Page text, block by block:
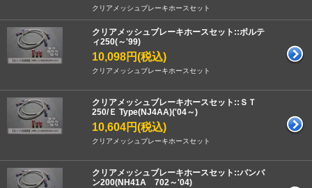
クリアメッシュブレーキホースセット
クリアメッシュブレーキホースセット::ボルテ
ィ250(～'99)
10,098円(税込)
クリアメッシュブレーキホースセット
クリアメッシュブレーキホースセット::ＳＴ
250/Ｅ Type(NJ4AA)('04～)
10,604円(税込)
クリアメッシュブレーキホースセット
クリアメッシュブレーキホースセット::バンバ
ン200(NH41A 702～'04)